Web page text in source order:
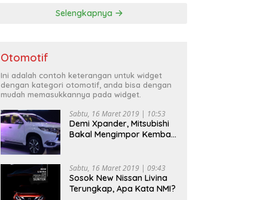
Selengkapnya
Otomotif
Ini adalah contoh keterangan untuk widget
dengan kategori otomotif, anda bisa dengan
mudah memasukkannya pada widget.
Sabtu, 16 Maret 2019 | 10:53
Demi Xpander, Mitsubishi
Bakal Mengimpor Kembali
Sabtu, 16 Maret 2019 | 09:43
Sosok New Nissan Livina
Terungkap, Apa Kata NMI?